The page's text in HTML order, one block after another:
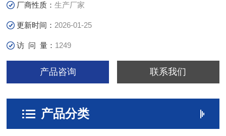
厂商性质：生产厂家
更新时间： 2026-01-25
访 问 量： 1249
产品咨询 联系我们
产品分类